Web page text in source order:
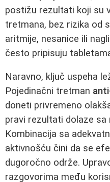
postižu rezultati koji su
tretmana, bez rizika od
aritmije, nesanice ili
često pripisuju
Naravno, ključ uspeha
Pojedinačni tretman
doneti privremeno
pravi rezultati dolaze sa
Kombinacija sa
aktivnošću čini da se
dugoročno održe.
razgovorima među